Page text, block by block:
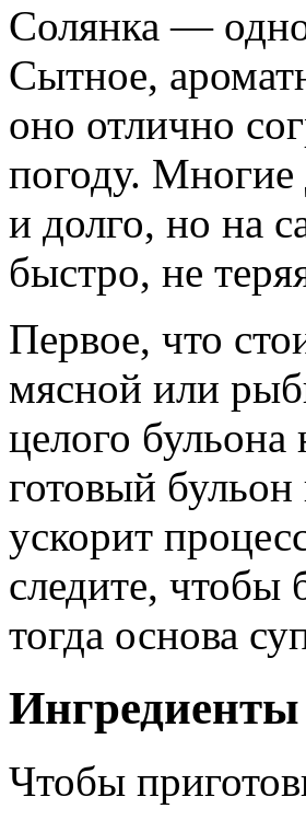
Солянка —
Сытное,
оно отлично
погоду. Многие
и долго, но на
быстро, не
Первое, что
мясной или
целого
готовый
ускорит
следите,
тогда основа
Чтобы